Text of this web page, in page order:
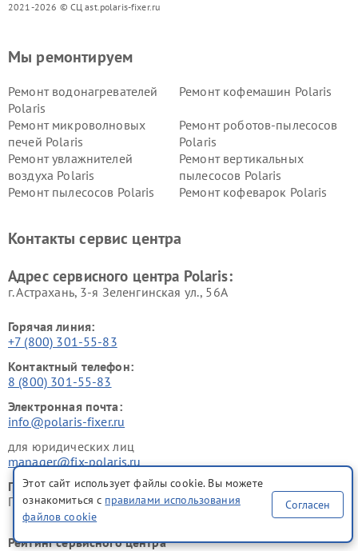
2021-2026 © СЦ ast.polaris-fixer.ru
Мы ремонтируем
Ремонт водонагревателей
Polaris
Ремонт кофемашин Polaris
Ремонт микроволновых
печей Polaris
Ремонт роботов-пылесосов
Polaris
Ремонт увлажнителей
воздуха Polaris
Ремонт вертикальных
пылесосов Polaris
Ремонт пылесосов Polaris
Ремонт кофеварок Polaris
Контакты сервис центра
Адрес сервисного центра Polaris:
г. Астрахань, 3-я Зеленгинская ул., 56А
Горячая линия:
+7 (800) 301-55-83
Контактный телефон:
8 (800) 301-55-83
Электронная почта:
info@polaris-fixer.ru
для юридических лиц
manager@fix-polaris.ru
График работы:
ПН-ВСК с 9:00 до 21:00 без перерывов и выходных
Рейтинг сервисного центра
Этот сайт использует файлы cookie. Вы можете
ознакомиться с правилами использования
файлов cookie
Согласен